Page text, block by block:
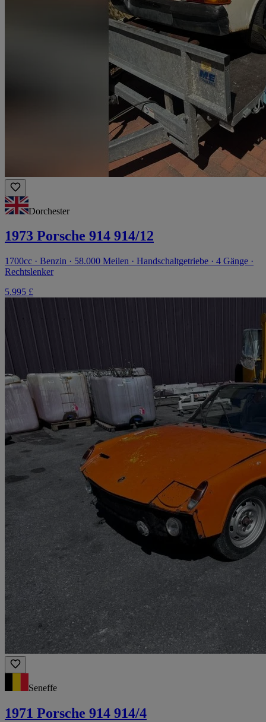
Dorchester
1973 Porsche 914 914/12
1700cc · Benzin · 58.000 Meilen · Handschaltgetriebe · 4 Gänge ·
Rechtslenker
5.995 £
Seneffe
1971 Porsche 914 914/4